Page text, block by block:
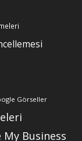
Görseller
My Business